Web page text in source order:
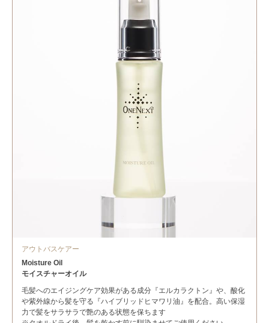
アウトバスケアー
Moisture Oil
モイスチャーオイル
毛髪へのエイジングケア効果がある成分『エルカラクトン』や、酸化
や紫外線から髪を守る『ハイブリッドヒマワリ油』を配合。高い保湿
力で髪をサラサラで艶のある状態を保ちます